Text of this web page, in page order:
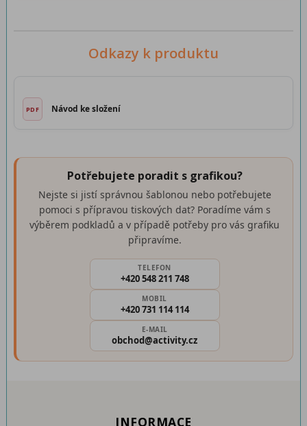
Odkazy k produktu
Návod ke složení
Potřebujete poradit s grafikou?
Nejste si jistí správnou šablonou nebo potřebujete
pomoci s přípravou tiskových dat? Poradíme vám s
výběrem podkladů a v případě potřeby pro vás grafiku
připravíme.
TELEFON
+420 548 211 748
MOBIL
+420 731 114 114
E-MAIL
obchod@activity.cz
INFORMACE